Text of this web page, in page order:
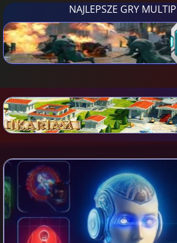
NAJLEPSZE GRY